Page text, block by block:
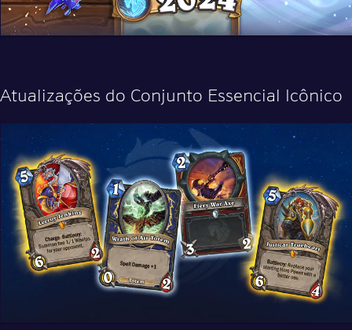
Atualizações do Conjunto Essencial Icônico